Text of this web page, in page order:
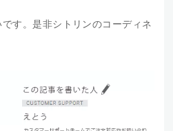
す。是非シトリンのコーディネ